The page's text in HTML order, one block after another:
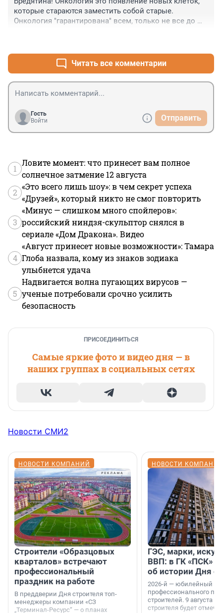
которые стараются заместить собой старые.
Онкология "гарантирована" всем, только не все до
Читать все комментарии
Гость
Войти
Отправить
1
Ловите момент: что принесет вам полное
солнечное затмение 12 августа
2
«Это всего лишь шоу»: в чем секрет успеха
«Друзей», который никто не смог повторить
3
«Минус — слишком много спойлеров»:
российский ниндзя-скульптор снялся в
сериале «Дом Дракона». Видео
4
«Август принесет новые возможности»: Тамара
Глоба назвала, кому из знаков зодиака
улыбнется удача
5
Надвигается волна пугающих вирусов —
ученые потребовали срочно усилить
безопасность
ПРИСОЕДИНИТЬСЯ
Самые яркие фото и видео дня — в
наших группах в социальных сетях
Новости СМИ2
НОВОСТИ КОМПАНИЙ
Строители «Образцовых
кварталов» встречают
профессиональный
праздник на работе
В преддверии Дня строителя топ-
менеджеры компании «СЗ
„Терминал-Ресурс“ — о планах
НОВОСТИ
ГЭС, марки,
ВВП: в ГК «ПСК»
об истории Дня
2026-й — юбилейный
профессионального
строителей. 9 августа
строителя будет